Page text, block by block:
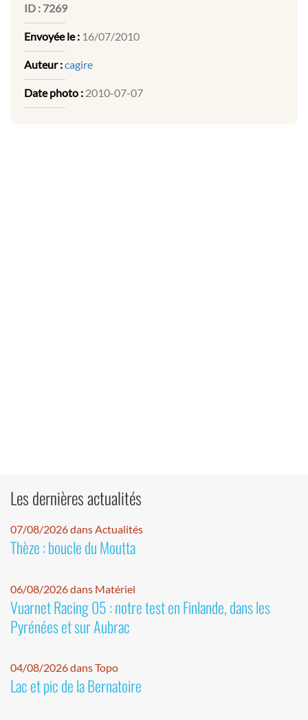
ID : 7269
Envoyée le : 16/07/2010
Auteur :cagire
Date photo : 2010-07-07
Les dernières actualités
07/08/2026 dans Actualités
Thèze : boucle du Moutta
06/08/2026 dans Matériel
Vuarnet Racing 05 : notre test en Finlande, dans les
Pyrénées et sur Aubrac
04/08/2026 dans Topo
Lac et pic de la Bernatoire